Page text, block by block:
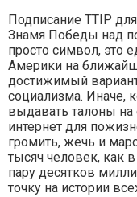
Подписание TTIP
Знамя Победы над
просто символ, это
Америки на
достижимый
социализма. Иначе,
выдавать талоны на
интернет для
громить, жечь и
тысяч человек, как
пару десятков
точку на истории